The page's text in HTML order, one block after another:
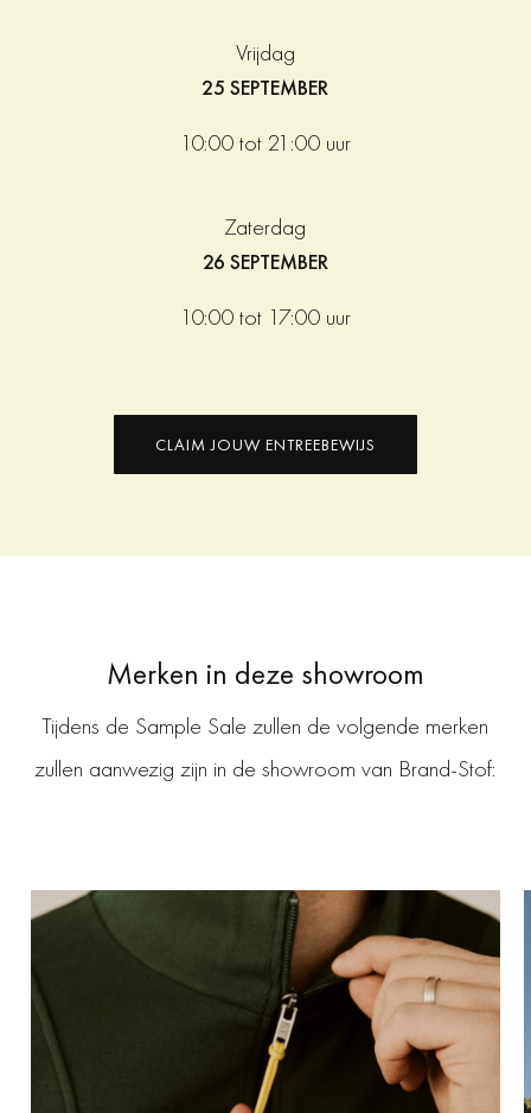
Vrijdag
25 SEPTEMBER
10:00 tot 21:00 uur
Zaterdag
26 SEPTEMBER
10:00 tot 17:00 uur
CLAIM JOUW ENTREEBEWIJS
Merken in deze showroom
Tijdens de Sample Sale zullen de volgende merken
zullen aanwezig zijn in de showroom van Brand-Stof:
!Solid